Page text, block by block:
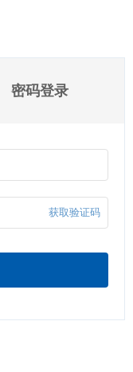
密码登录
获取验证码